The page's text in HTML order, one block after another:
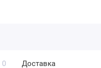
0 Доставка